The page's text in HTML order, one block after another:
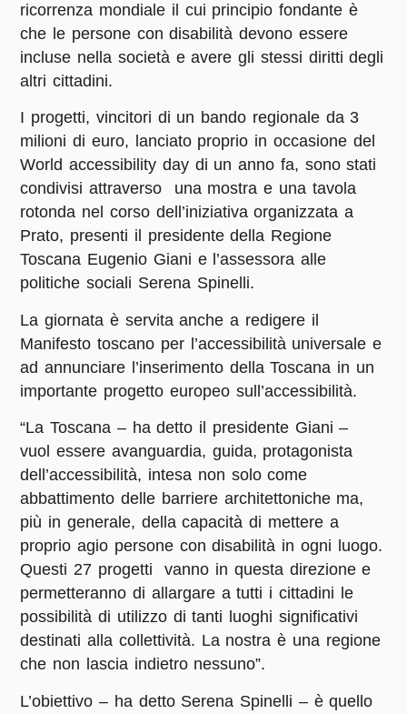
ricorrenza mondiale il cui principio fondante è
che le persone con disabilità devono essere
incluse nella società e avere gli stessi diritti degli
altri cittadini.
I progetti, vincitori di un bando regionale da 3
milioni di euro, lanciato proprio in occasione del
World accessibility day di un anno fa, sono stati
condivisi attraverso una mostra e una tavola
rotonda nel corso dell’iniziativa organizzata a
Prato, presenti il presidente della Regione
Toscana Eugenio Giani e l’assessora alle
politiche sociali Serena Spinelli.
La giornata è servita anche a redigere il
Manifesto toscano per l’accessibilità universale e
ad annunciare l’inserimento della Toscana in un
importante progetto europeo sull’accessibilità.
“La Toscana – ha detto il presidente Giani –
vuol essere avanguardia, guida, protagonista
dell’accessibilità, intesa non solo come
abbattimento delle barriere architettoniche ma,
più in generale, della capacità di mettere a
proprio agio persone con disabilità in ogni luogo.
Questi 27 progetti vanno in questa direzione e
permetteranno di allargare a tutti i cittadini le
possibilità di utilizzo di tanti luoghi significativi
destinati alla collettività. La nostra è una regione
che non lascia indietro nessuno”.
L’obiettivo – ha detto Serena Spinelli – è quello